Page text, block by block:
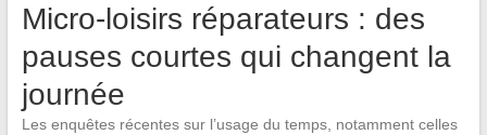
Micro-loisirs réparateurs : des
pauses courtes qui changent la
journée
Les enquêtes récentes sur l’usage du temps, notamment celles